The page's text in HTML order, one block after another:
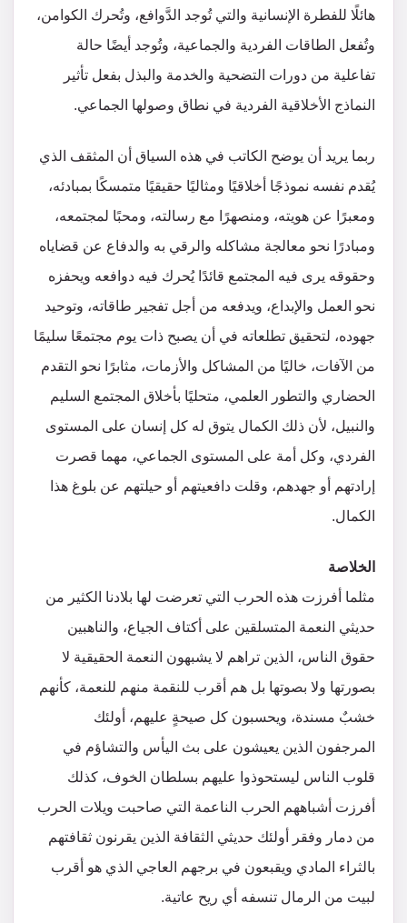
هائلًا للفطرة الإنسانية والتي تُوجد الدَّوافع، وتُحرك الكوامن،
وتُفعل الطاقات الفردية والجماعية، وتُوجد أيضًا حالة
تفاعلية من دورات التضحية والخدمة والبذل بفعل تأثير
النماذج الأخلاقية الفردية في نطاق وصولها الجماعي.
ربما يريد أن يوضح الكاتب في هذه السياق أن المثقف الذي
يُقدم نفسه نموذجًا أخلاقيًا ومثاليًا حقيقيًا متمسكًا بمبادئه،
ومعبرًا عن هويته، ومنصهرًا مع رسالته، ومحبًا لمجتمعه،
ومبادرًا نحو معالجة مشاكله والرقي به والدفاع عن قضاياه
وحقوقه يرى فيه المجتمع قائدًا يُحرك فيه دوافعه ويحفزه
نحو العمل والإبداع، ويدفعه من أجل تفجير طاقاته، وتوحيد
جهوده، لتحقيق تطلعاته في أن يصبح ذات يوم مجتمعًا سليمًا
من الآفات، خاليًا من المشاكل والأزمات، مثابرًا نحو التقدم
الحضاري والتطور العلمي، متحليًا بأخلاق المجتمع السليم
والنبيل، لأن ذلك الكمال يتوق له كل إنسان على المستوى
الفردي، وكل أمة على المستوى الجماعي، مهما قصرت
إرادتهم أو جهدهم، وقلت دافعيتهم أو حيلتهم عن بلوغ هذا
الكمال.
الخلاصة
مثلما أفرزت هذه الحرب التي تعرضت لها بلادنا الكثير من
حديثي النعمة المتسلقين على أكتاف الجياع، والناهبين
حقوق الناس، الذين تراهم لا يشبهون النعمة الحقيقية لا
بصورتها ولا بصوتها بل هم أقرب للنقمة منهم للنعمة، كأنهم
خشبٌ مسندة، ويحسبون كل صيحةٍ عليهم، أولئك
المرجفون الذين يعيشون على بث اليأس والتشاؤم في
قلوب الناس ليستحوذوا عليهم بسلطان الخوف، كذلك
أفرزت أشباههم الحرب الناعمة التي صاحبت ويلات الحرب
من دمار وفقر أولئك حديثي الثقافة الذين يقرنون ثقافتهم
بالثراء المادي ويقبعون في برجهم العاجي الذي هو أقرب
لبيت من الرمال تنسفه أي ريح عاتية.